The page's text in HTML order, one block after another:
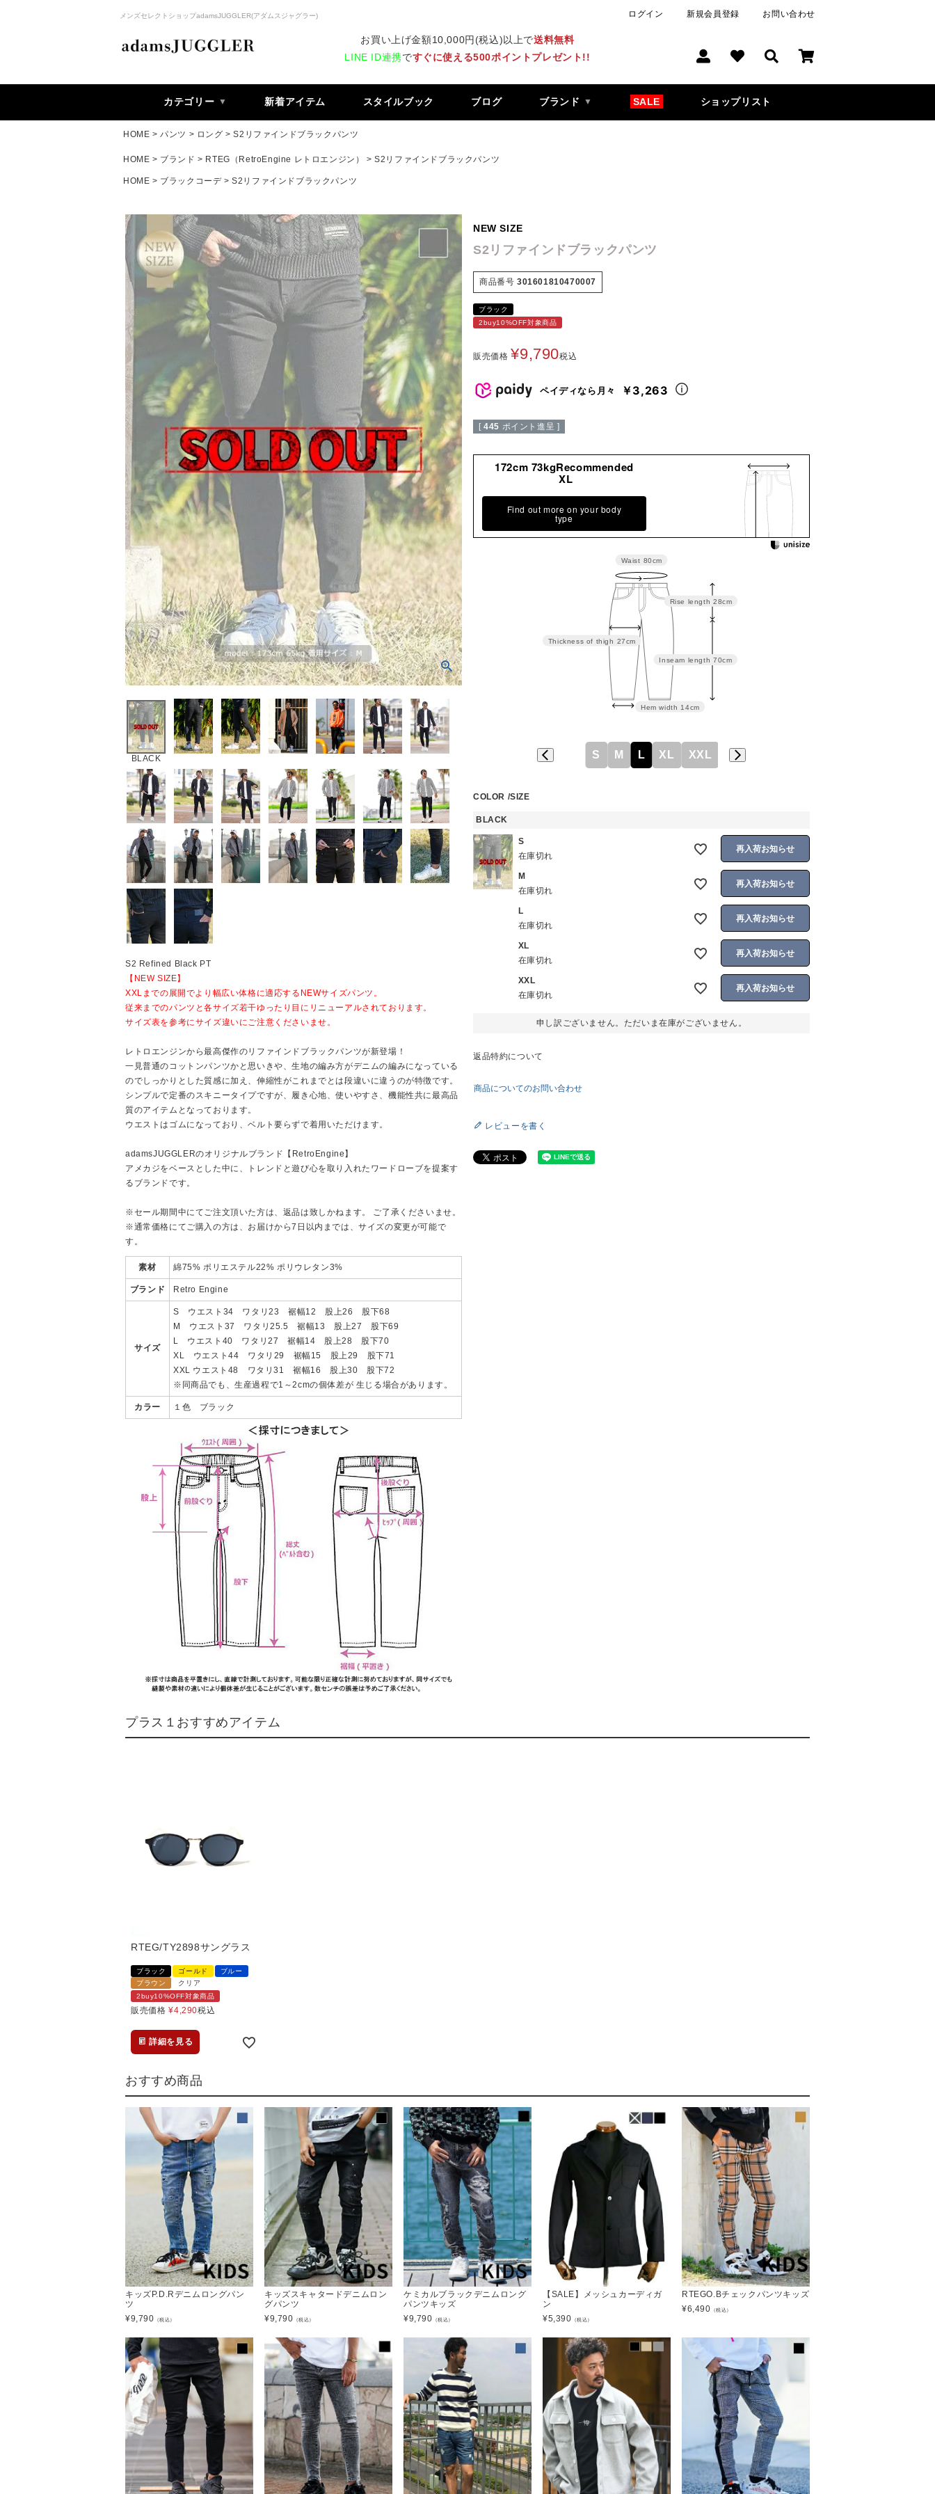
メンズセレクトショップadamsJUGGLER(アダムスジャグラー) ログイン 新規会員登録 お問い合わせ
お買い上げ金額10,000円(税込)以上で送料無料
LINE ID連携ですぐに使える500ポイントプレゼント!!
カテゴリー 新着アイテム スタイルブック ブログ ブランド SALE ショップリスト
HOME パンツ ロング S2リファインドブラックパンツ
HOME ブランド RTEG（RetroEngine レトロエンジン） S2リファインドブラックパンツ
HOME ブラックコーデ S2リファインドブラックパンツ
BLACK
S2 Refined Black PT
【NEW SIZE】
XXLまでの展開でより幅広い体格に適応するNEWサイズパンツ。
従来までのパンツと各サイズ若干ゆったり目にリニューアルされております。
サイズ表を参考にサイズ違いにご注意くださいませ。
レトロエンジンから最高傑作のリファインドブラックパンツが新登場！
一見普通のコットンパンツかと思いきや、生地の編み方がデニムの編みになっている
のでしっかりとした質感に加え、伸縮性がこれまでとは段違いに違うのが特徴です。
シンプルで定番のスキニータイプですが、履き心地、使いやすさ、機能性共に最高品
質のアイテムとなっております。
ウエストはゴムになっており、ベルト要らずで着用いただけます。
adamsJUGGLERのオリジナルブランド【RetroEngine】
アメカジをベースとした中に、トレンドと遊び心を取り入れたワードローブを提案す
るブランドです。
※セール期間中にてご注文頂いた方は、返品は致しかねます。 ご了承くださいませ。
※通常価格にてご購入の方は、お届けから7日以内までは、サイズの変更が可能で
す。
素材 綿75% ポリエステル22% ポリウレタン3%
ブランド Retro Engine
サイズ
S ウエスト34 ワタリ23 裾幅12 股上26 股下68
M ウエスト37 ワタリ25.5 裾幅13 股上27 股下69
L ウエスト40 ワタリ27 裾幅14 股上28 股下70
XL ウエスト44 ワタリ29 裾幅15 股上29 股下71
XXL ウエスト48 ワタリ31 裾幅16 股上30 股下72
※同商品でも、生産過程で1～2cmの個体差が 生じる場合があります。
カラー １色 ブラック
NEW SIZE
S2リファインドブラックパンツ
商品番号 301601810470007
ブラック
2buy10%OFF対象商品
販売価格 ¥9,790税込
ペイディなら月々 ￥3,263
[ 445 ポイント進呈 ]
172cm 73kgRecommended
XL
Find out more on your body
type
Inseam length 70cm
Rise length 28cm
Hem width 14cm
Thickness of thigh 27cm
Waist 80cm
S M L XL XXL
COLOR SIZE
BLACK
S
在庫切れ
再入荷お知らせ
M
在庫切れ
再入荷お知らせ
L
在庫切れ
再入荷お知らせ
XL
在庫切れ
再入荷お知らせ
XXL
在庫切れ
再入荷お知らせ
申し訳ございません。ただいま在庫がございません。
返品特約について
商品についてのお問い合わせ
レビューを書く
プラス１おすすめアイテム
RTEG/TY2898サングラス
ブラック ゴールド
ブルー
ブラウン
クリア
2buy10%OFF対象商品
販売価格 ¥4,290税込
詳細を見る
おすすめ商品
キッズP.D.Rデニムロングパン
ツ
¥9,790 （税込）
キッズスキャタードデニムロン
グパンツ
¥9,790 （税込）
ケミカルブラックデニムロング
パンツキッズ
¥9,790 （税込）
【SALE】メッシュカーディガ
ン
¥5,390 （税込）
RTEGO.Bチェックパンツキッズ
¥6,490 （税込）